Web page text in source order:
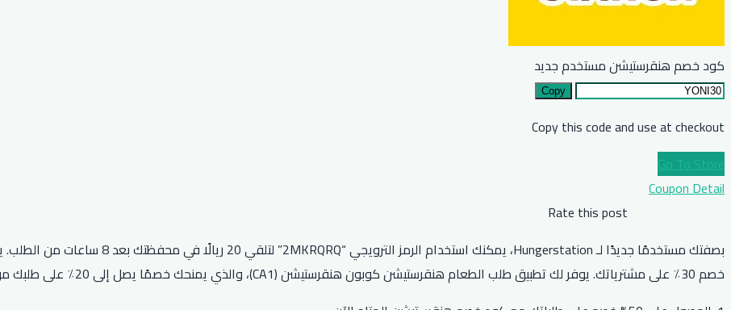
كود خصم هنقرستيشن مستخدم جديد
Copy
Copy this code and use at checkout
Go To Store
Coupon Detail
Rate this post
خصم 30٪ على مشترياتك. يوفر لك تطبيق طلب الطعام هنقرستيشن كوبون هنقرستيشن (CA1)، والذي يمنحك خصمًا يصل إلى 20٪ على طلبك من تطبيق هنقرستيشن للطعام.